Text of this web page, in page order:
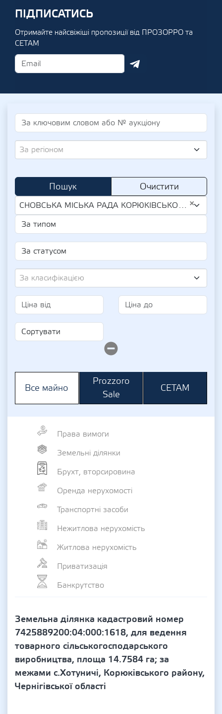
ПІДПИСАТИСЬ
Отримайте найсвіжіші пропозиції від ПРОЗОРРО та
СЕТАМ
За регіоном
Пошук Очистити
×
СНОВСЬКА МІСЬКА РАДА КОРЮКІВСЬКОГО РАЙОНУ ЧЕРНІГІВСЬКОЇ ОБЛАСТІ (UA-EDR 04061932)
За класифікацією
Все майно
Prozzoro
Sale
СЕТАМ
Права вимоги
Земельні ділянки
Брухт, вторсировина
Оренда нерухомості
Транспортні засоби
Нежитлова нерухомість
Житлова нерухомість
Приватизація
Банкрутство
Земельна ділянка кадастровий номер
7425889200:04:000:1618, для ведення
товарного сільськогосподарського
виробництва, площа 14.7584 га; за
межами с.Хотуничі, Корюківського району,
Чернігівської області